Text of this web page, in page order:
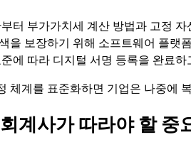
터 부가가치세 계산 방법과 고정
을 보장하기 위해 소프트웨어 플랫
에 따라 디지털 서명 등록을 완료
체계를 표준화하면 기업은 나중에
계사가 따라야 할 중